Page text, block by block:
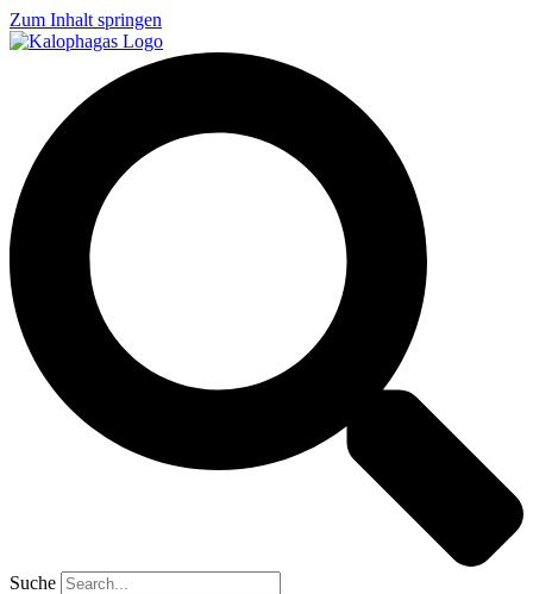
Zum Inhalt springen
Suche